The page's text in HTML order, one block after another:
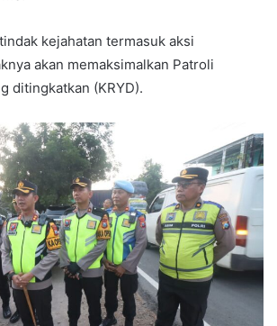
kejahatan termasuk aksi
akan memaksimalkan Patroli
ditingkatkan (KRYD).